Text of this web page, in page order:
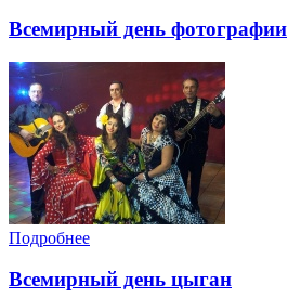
Всемирный день фотографии
Подробнее
Всемирный день цыган